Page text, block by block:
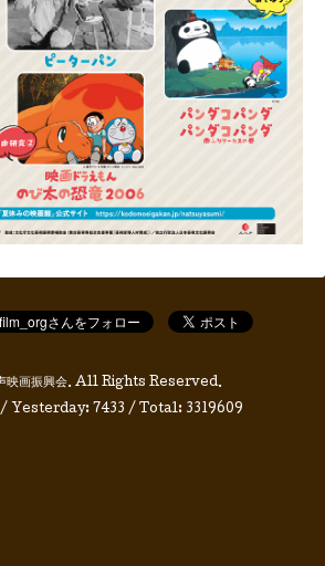
映画振興会. All Rights Reserved.
/ Yesterday: 7433 / Total: 3319609